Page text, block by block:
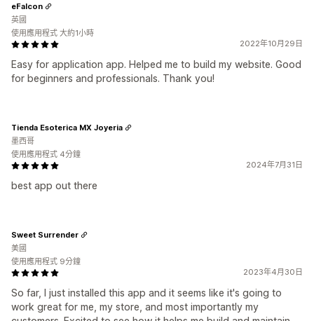
2022年10月29日
Easy for application app. Helped me to build my website. Good
for beginners and professionals. Thank you!
eFalcon
英國
使用應用程式 大約1小時
2024年7月31日
best app out there
Tienda Esoterica MX Joyeria
墨西哥
使用應用程式 4分鐘
2023年4月30日
So far, I just installed this app and it seems like it's going to
work great for me, my store, and most importantly my
Sweet Surrender
美國
使用應用程式 9分鐘